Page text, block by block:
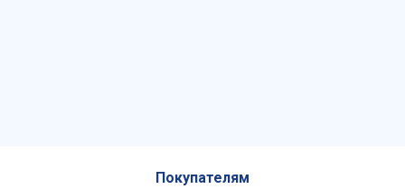
Покупателям